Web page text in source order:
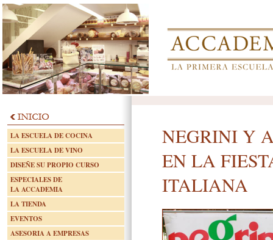
LA ESCUELA DE COCINA
LA ESCUELA DE VINO
DISEÑE SU PROPIO CURSO
ESPECIALES DE
LA ACCADEMIA
LA TIENDA
EVENTOS
ASESORIA A EMPRESAS
NEGRINI Y
EN LA
ITALIANA